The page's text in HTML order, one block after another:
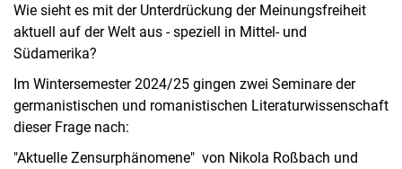
Wie sieht es mit der Unterdrückung der Meinungsfreiheit
aktuell auf der Welt aus - speziell in Mittel- und
Südamerika?
Im Wintersemester 2024/25 gingen zwei Seminare der
germanistischen und romanistischen Literaturwissenschaft
dieser Frage nach:
"Aktuelle Zensurphänomene" von Nikola Roßbach und